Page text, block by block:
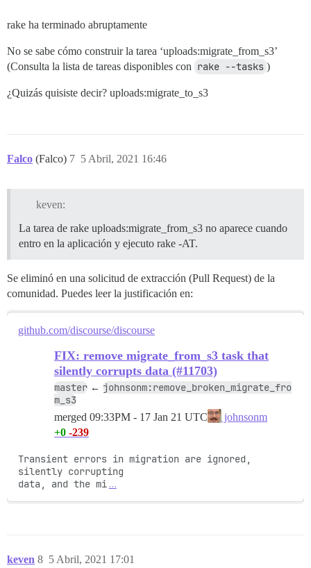
rake ha terminado abruptamente
No se sabe cómo construir la tarea ‘uploads:migrate_from_s3’
(Consulta la lista de tareas disponibles con rake --tasks )
¿Quizás quisiste decir? uploads:migrate_to_s3
Falco (Falco) 5 Abril, 2021 16:46
7
keven:
La tarea de rake uploads:migrate_from_s3 no aparece cuando
entro en la aplicación y ejecuto rake -AT.
Se eliminó en una solicitud de extracción (Pull Request) de la
comunidad. Puedes leer la justificación en:
github.com/discourse/discourse
FIX: remove migrate_from_s3 task that
silently corrupts data (#11703)
master ← johnsonm:remove_broken_migrate_fro
m_s3
merged 09:33PM - 17 Jan 21 UTC
johnsonm
+0 -239
Transient errors in migration are ignored,
silently corrupting
data, and the mi …
keven 5 Abril, 2021 17:01
8